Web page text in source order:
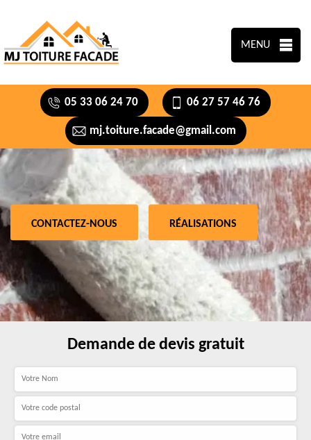
MENU
05 33 06 24 70 06 27 57 46 76
mj.toiture.facade@gmail.com
CONTACTEZ-NOUS RÉALISATIONS
Demande de devis gratuit